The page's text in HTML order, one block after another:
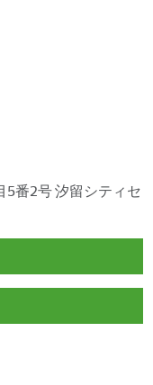
5番2号 汐留シティセ